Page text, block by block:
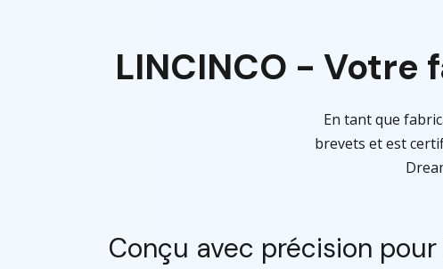
LINCINCO -
En tant que
brevets et est
Conçu avec précision